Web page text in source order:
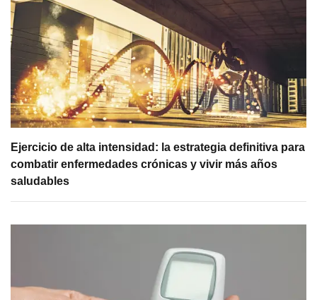
Ejercicio de alta intensidad: la estrategia definitiva para
combatir enfermedades crónicas y vivir más años
saludables